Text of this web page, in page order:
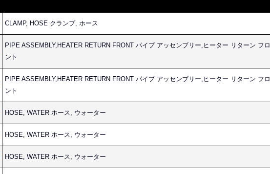
CLAMP, HOSE クランプ, ホース
PIPE ASSEMBLY,HEATER RETURN FRONT パイプ アッセンブリー,ヒーター リターン フロ
ント
PIPE ASSEMBLY,HEATER RETURN FRONT パイプ アッセンブリー,ヒーター リターン フロ
ント
HOSE, WATER ホース, ウォーター
HOSE, WATER ホース, ウォーター
HOSE, WATER ホース, ウォーター